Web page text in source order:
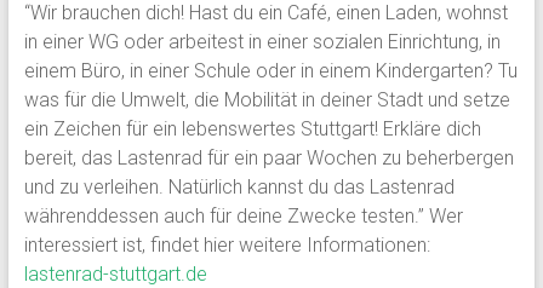
“Wir brauchen dich! Hast du ein Café, einen Laden, wohnst
in einer WG oder arbeitest in einer sozialen Einrichtung, in
einem Büro, in einer Schule oder in einem Kindergarten? Tu
was für die Umwelt, die Mobilität in deiner Stadt und setze
ein Zeichen für ein lebenswertes Stuttgart! Erkläre dich
bereit, das Lastenrad für ein paar Wochen zu beherbergen
und zu verleihen. Natürlich kannst du das Lastenrad
währenddessen auch für deine Zwecke testen.” Wer
interessiert ist, findet hier weitere Informationen:
lastenrad-stuttgart.de